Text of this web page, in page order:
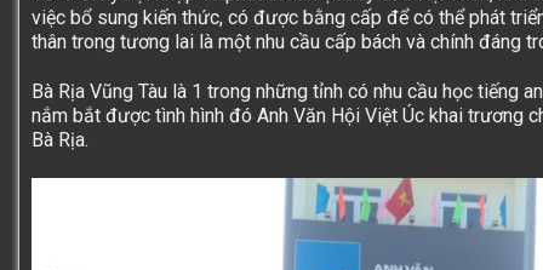
việc bổ sung kiến thức, có được bằng cấp để có thể phát
thân trong tương lai là một nhu cầu cấp bách và chính đáng
Bà Rịa Vũng Tàu là 1 trong những tỉnh có nhu cầu học tiếng
nắm bắt được tình hình đó Anh Văn Hội Việt Úc khai trương
Bà Rịa.